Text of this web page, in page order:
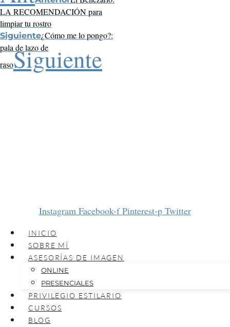
LA RECOMENDACIÓN para
limpiar tu rostro
Siguiente¿Cómo me lo pongo?:
pala de lazo de
rasoSiguiente
Instagram Facebook-f Pinterest-p Twitter
INICIO
SOBRE MÍ
ASESORÍAS DE IMAGEN
ONLINE
PRESENCIALES
PRIVILEGIO ESTILARIO
CURSOS
BLOG